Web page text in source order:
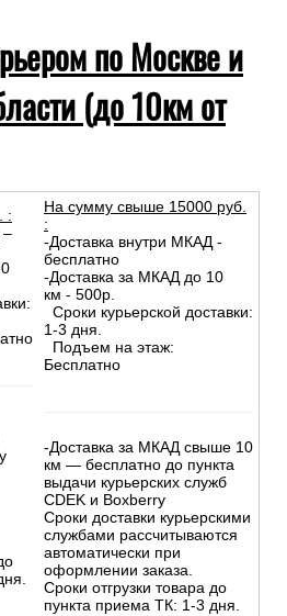
по Москве и
(до 10км от
:
–
На сумму свыше 15000 руб.
:
-Доставка внутри МКАД -
бесплатно
-Доставка за МКАД до 10
км - 500р.
Сроки курьерской доставки:
1-3 дня.
Подъем на этаж:
Бесплатно
-Доставка за МКАД свыше 10
км — бесплатно до пункта
выдачи курьерских служб
CDEK и Boxberry
Сроки доставки курьерскими
службами рассчитываются
автоматически при
оформлении заказа.
Сроки отгрузки товара до
пункта приема ТК: 1-3 дня.